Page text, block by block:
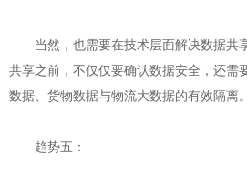
当然，也需要在技术层面解决数据共
共享之前，不仅仅要确认数据安全，还需
数据、货物数据与物流大数据的有效隔离。
趋势五：